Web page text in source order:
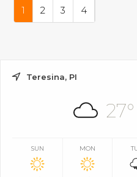
1 2 3 4
Teresina, PI
27°
SUN MON